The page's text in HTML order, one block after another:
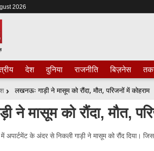
2026
देश दुनिया राजनीति बिज़नेस
लखनऊः गाड़ी ने मासूम को रौंदा, मौत, परिजनों में कोहराम
ने मासूम को रौंदा, मौत,
अपार्टमेंट के अंदर से निकली गाड़ी ने मासूम को रौंद दिया।